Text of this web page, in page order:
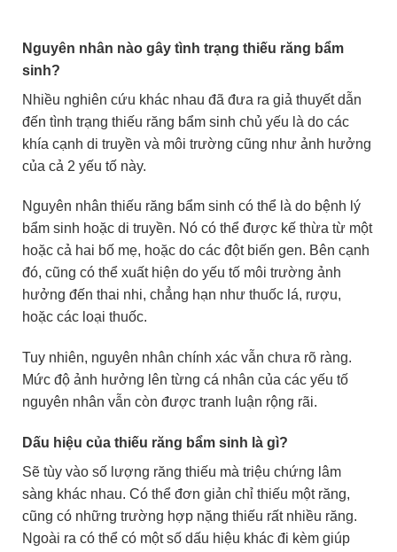
Nguyên nhân nào gây tình trạng thiếu răng bẩm
sinh?
Nhiều nghiên cứu khác nhau đã đưa ra giả thuyết dẫn
đến tình trạng thiếu răng bẩm sinh chủ yếu là do các
khía cạnh di truyền và môi trường cũng như ảnh hưởng
của cả 2 yếu tố này.
Nguyên nhân thiếu răng bẩm sinh có thể là do bệnh lý
bẩm sinh hoặc di truyền. Nó có thể được kế thừa từ một
hoặc cả hai bố mẹ, hoặc do các đột biến gen. Bên cạnh
đó, cũng có thể xuất hiện do yếu tố môi trường ảnh
hưởng đến thai nhi, chẳng hạn như thuốc lá, rượu,
hoặc các loại thuốc.
Tuy nhiên, nguyên nhân chính xác vẫn chưa rõ ràng.
Mức độ ảnh hưởng lên từng cá nhân của các yếu tố
nguyên nhân vẫn còn được tranh luận rộng rãi.
Dấu hiệu của thiếu răng bẩm sinh là gì?
Sẽ tùy vào số lượng răng thiếu mà triệu chứng lâm
sàng khác nhau. Có thể đơn giản chỉ thiếu một răng,
cũng có những trường hợp nặng thiếu rất nhiều răng.
Ngoài ra có thể có một số dấu hiệu khác đi kèm giúp